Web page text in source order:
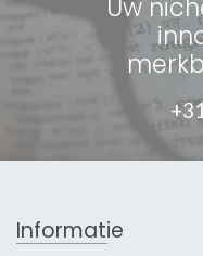
Uw
Informatie